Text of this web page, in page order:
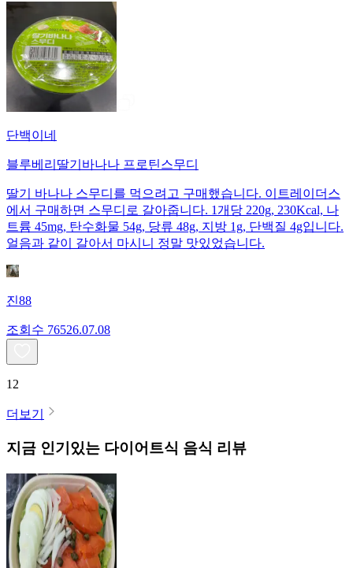
단백이네
블루베리딸기바나나 프로틴스무디
딸기 바나나 스무디를 먹으려고 구매했습니다. 이트레이더스
에서 구매하면 스무디로 갈아줍니다. 1개당 220g, 230Kcal, 나
트륨 45mg, 탄수화물 54g, 당류 48g, 지방 1g, 단백질 4g입니다.
얼음과 같이 갈아서 마시니 정말 맛있었습니다.
진88
조회수 76526.07.08
12
더보기
지금 인기있는 다이어트식 음식 리뷰